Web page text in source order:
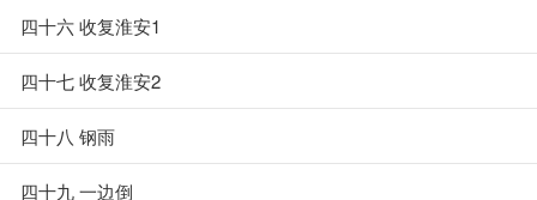
四十六 收复淮安1
四十七 收复淮安2
四十八 钢雨
四十九 一边倒